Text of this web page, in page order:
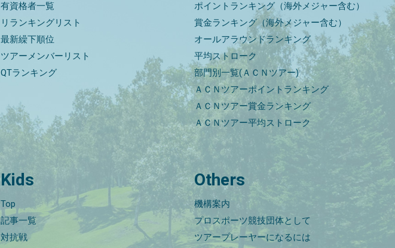
有資格者一覧
リランキングリスト
最新繰下順位
ツアーメンバーリスト
QTランキング
ポイントランキング（海外メジャー含む）
賞金ランキング（海外メジャー含む）
オールアラウンドランキング
平均ストローク
部門別一覧(ＡＣＮツアー)
ＡＣＮツアーポイントランキング
ＡＣＮツアー賞金ランキング
ＡＣＮツアー平均ストローク
Kids
Top
記事一覧
対抗戦
Others
機構案内
プロスポーツ競技団体として
ツアープレーヤーになるには